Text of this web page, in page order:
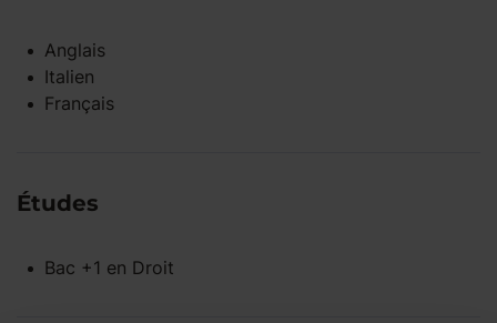
Anglais
Italien
Français
Études
Bac +1 en Droit